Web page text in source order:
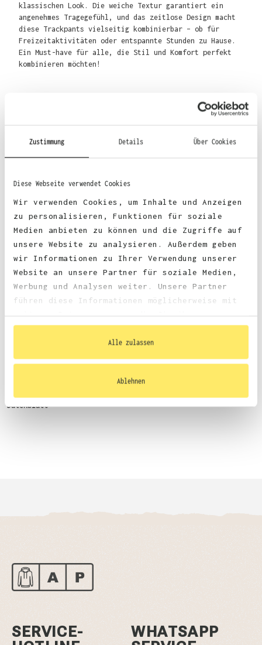
Zustimmung Details Über Cookies
Diese Webseite verwendet Cookies
Wir verwenden Cookies, um Inhalte und Anzeigen
zu personalisieren, Funktionen für soziale
Medien anbieten zu können und die Zugriffe auf
unsere Website zu analysieren. Außerdem geben
wir Informationen zu Ihrer Verwendung unserer
Website an unsere Partner für soziale Medien,
Werbung und Analysen weiter. Unsere Partner
führen diese Informationen möglicherweise mit
bereitgestellt haben oder die sie im Rahmen
Ihrer Nutzung der Dienste gesammelt haben.
Alle zulassen
Ablehnen
klassischen Look. Die weiche Textur garantiert ein
angenehmes Tragegefühl, und das zeitlose Design macht
diese Trackpants vielseitig kombinierbar – ob für
Freizeitaktivitäten oder entspannte Stunden zu Hause.
Ein Must-have für alle, die Stil und Komfort perfekt
kombinieren möchten!
70% Baumwolle, 30% Polyester
Stoffgewicht : 330 g/m²
Zertifizierungen:
faire Arbeitsbedingungen
Größentabelle
Datenblatt
SERVICE-
WHATSAPP